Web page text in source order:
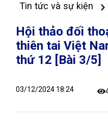
Tin tức và sự kiện
Hội thảo đối
thiên tai Việt
thứ 12 [Bài 3/5]
03/12/2024 18:24